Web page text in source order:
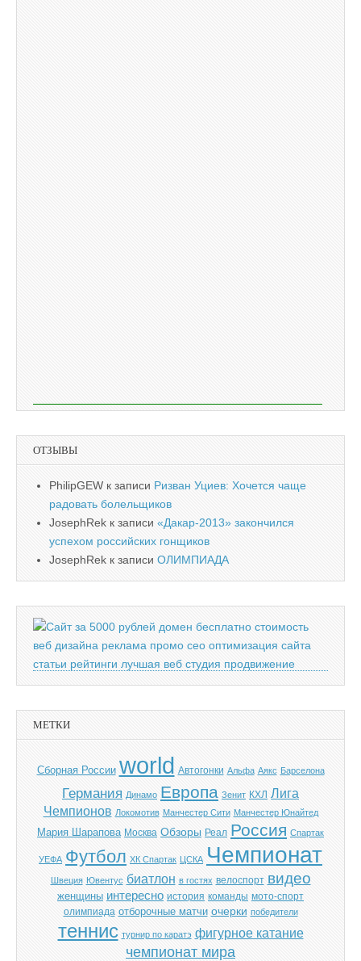
ОТЗЫВЫ
PhilipGEW к записи Ризван Уциев: Хочется чаще
радовать болельщиков
JosephRek к записи «Дакар-2013» закончился
успехом российских гонщиков
JosephRek к записи ОЛИМПИАДА
МЕТКИ
Cборная России world Автогонки Альфа Аякс Барселона
Германия Динамо Европа Зенит КХЛ Лига
Чемпионов Локомотив Манчестер Сити Манчестер Юнайтед
Мария Шарапова Москва Обзоры Реал Россия Спартак
УЕФА Футбол ХК Спартак ЦСКА Чемпионат
Швеция Ювентус биатлон в гостях велоспорт видео
женщины интересно история команды мото-спорт
олимпиада отборочные матчи очерки победители
теннис турнир по каратэ фигурное катание
чемпионат мира